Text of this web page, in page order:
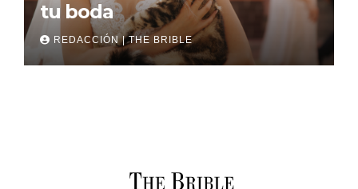
tu boda
REDACCIÓN | THE BRIBLE